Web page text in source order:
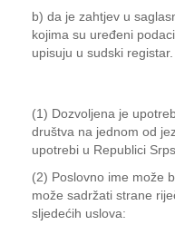
b) da je zahtjev u
kojima su uređeni
upisuju u sudski registar.
(1) Dozvoljena je
društva na jednom od
upotrebi u Republici
(2) Poslovno ime može
može sadržati strane
sljedećih uslova: